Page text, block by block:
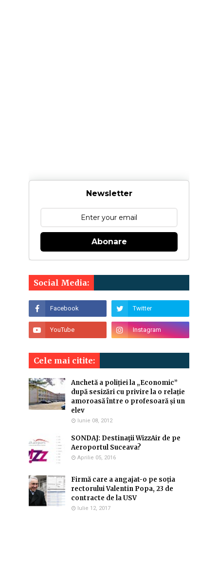
Newsletter
Abonare
Social Media:
Cele mai citite:
Anchetă a poliției la „Economic”
după sesizări cu privire la o relație
amoroasă între o profesoară și un
elev
Iunie 08, 2012
SONDAJ: Destinaţii WizzAir de pe
Aeroportul Suceava?
Aprilie 05, 2016
Firmă care a angajat-o pe soția
rectorului Valentin Popa, 23 de
contracte de la USV
Iulie 12, 2017